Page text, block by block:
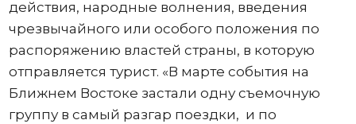
действия, народные волнения, введения
чрезвычайного или особого положения по
распоряжению властей страны, в которую
отправляется турист. «В марте события на
Ближнем Востоке застали одну съемочную
группу в самый разгар поездки, и по